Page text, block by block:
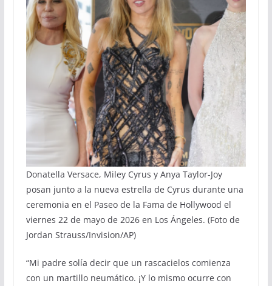
Donatella Versace, Miley Cyrus y Anya Taylor-Joy
posan junto a la nueva estrella de Cyrus durante una
ceremonia en el Paseo de la Fama de Hollywood el
viernes 22 de mayo de 2026 en Los Ángeles. (Foto de
Jordan Strauss/Invision/AP)
“Mi padre solía decir que un rascacielos comienza
con un martillo neumático. ¡Y lo mismo ocurre con